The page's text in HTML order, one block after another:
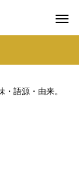
語源・由来。